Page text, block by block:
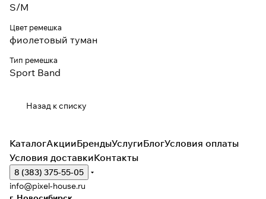
S/M
Цвет ремешка
фиолетовый туман
Тип ремешка
Sport Band
Назад к списку
КаталогАкцииБрендыУслугиБлогУсловия оплаты
Условия доставкиКонтакты
8 (383) 375-55-05
info@pixel-house.ru